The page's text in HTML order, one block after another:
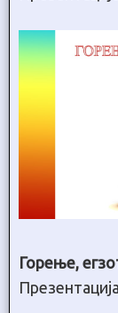
Горење,